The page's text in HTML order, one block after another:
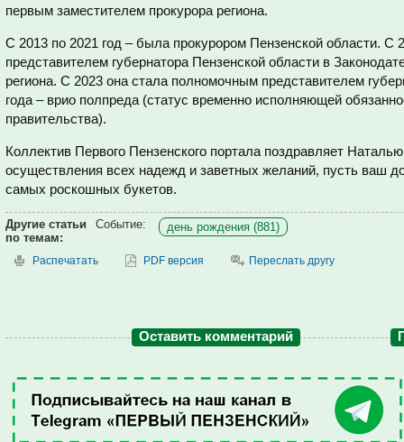
первым заместителем прокурора региона.
С 2013 по 2021 год – была прокурором Пензенской области. С
представителем губернатора Пензенской области в
региона. С 2023 она стала полномочным представителем
года – врио полпреда (статус временно исполняющей
правительства).
Коллектив Первого Пензенского портала поздравляет
осуществления всех надежд и заветных желаний, пусть ваш
самых роскошных букетов.
Другие статьи
по темам:
Событие: день рождения (881)
Распечатать PDF версия Переслать другу
Оставить комментарий